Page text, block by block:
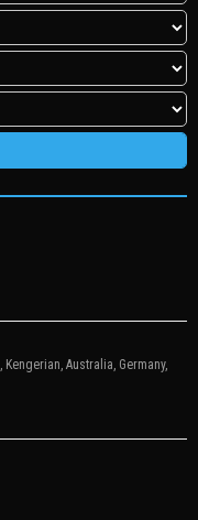
, Kengerian, Australia, Germany,